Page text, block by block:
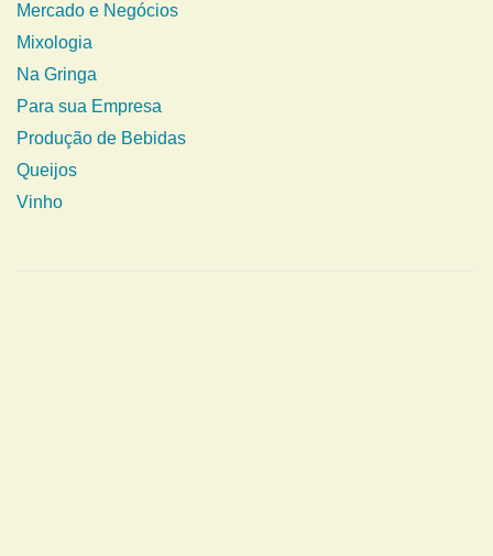
Mercado e Negócios
Mixologia
Na Gringa
Para sua Empresa
Produção de Bebidas
Queijos
Vinho